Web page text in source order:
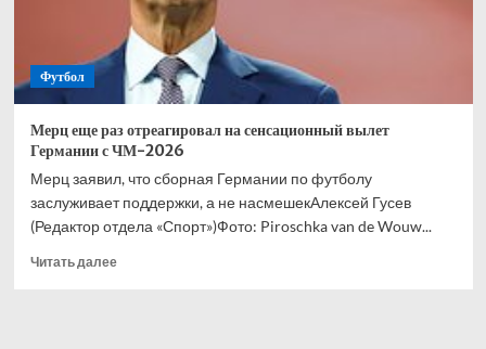
Футбол
Мерц еще раз отреагировал на сенсационный вылет
Германии с ЧМ-2026
Мерц заявил, что сборная Германии по футболу
заслуживает поддержки, а не насмешекАлексей Гусев
(Редактор отдела «Спорт»)Фото: Piroschka van de Wouw...
Читать далееПрочитать